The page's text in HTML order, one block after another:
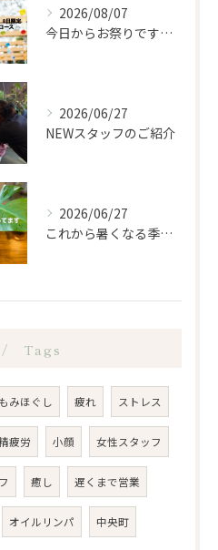
2026/08/07
今日からお祭りですね！
2026/06/27
NEWスタッフのご紹介
2026/06/27
これから暑くなる季節になるので、もみほぐし亭ではご来店のお客...
Tags
もみほぐし 疲れ ストレス
疲労 小顔 女性スタッフ
癒し 遅くまで営業
オイルリンパ 中央町